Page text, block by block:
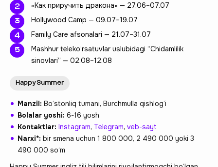
«‎‎Как приручить дракона» — 27.06–07.07
Hollywood Camp — 09.07–19.07
Family Care afsonalari — 21.07–31.07
Mashhur teleko‘rsatuvlar uslubidagi “Chidamlilik
sinovlari” — 02.08–12.08
Happy Summer
Manzil: Bo‘stonliq tumani, Burchmulla qishlog‘i
Bolalar yoshi: 6-16 yosh
Kontaktlar: Instagram, Telegram, veb-sayt
Narxi*: bir smena uchun 1 800 000, 2 490 000 yoki 3
490 000 so‘m